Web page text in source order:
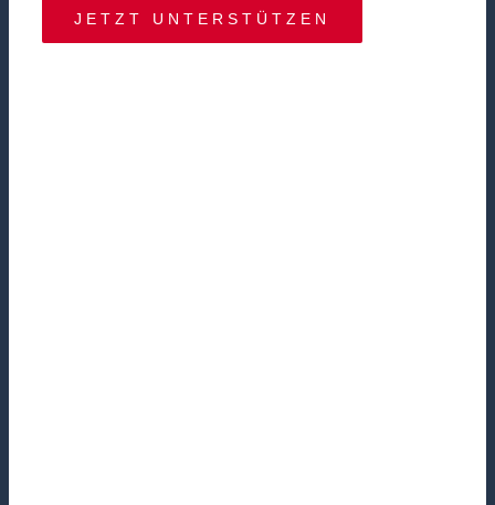
JETZT UNTERSTÜTZEN